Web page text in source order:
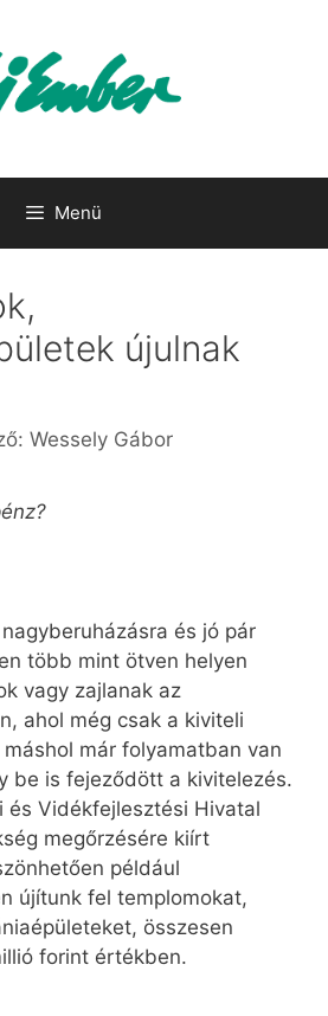
Menü
újulnak
Wessely Gábor
és jó pár
több mint ötven helyen
vagy zajlanak az
ahol még csak a kiviteli
már folyamatban van
be is fejeződött a kivitelezés.
és Vidékfejlesztési Hivatal
megőrzésére kiírt
például
újítunk fel templomokat,
összesen
forint értékben.